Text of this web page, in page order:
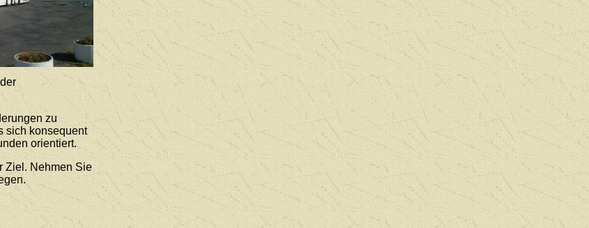
zu
sich konsequent
orientiert.
Ziel. Nehmen Sie